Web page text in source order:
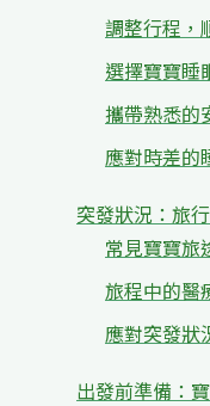
調整行程，
選擇寶寶睡
攜帶熟悉的
應對時差的
突發狀況：旅
常見寶寶旅
旅程中的醫
應對突發狀
出發前準備：